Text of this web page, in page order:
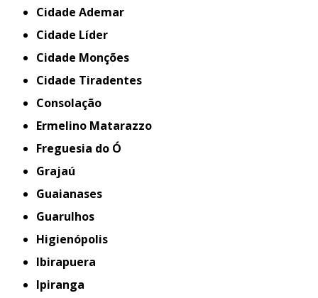
Cidade Ademar
Cidade Líder
Cidade Monções
Cidade Tiradentes
Consolação
Ermelino Matarazzo
Freguesia do Ó
Grajaú
Guaianases
Guarulhos
Higienópolis
Ibirapuera
Ipiranga